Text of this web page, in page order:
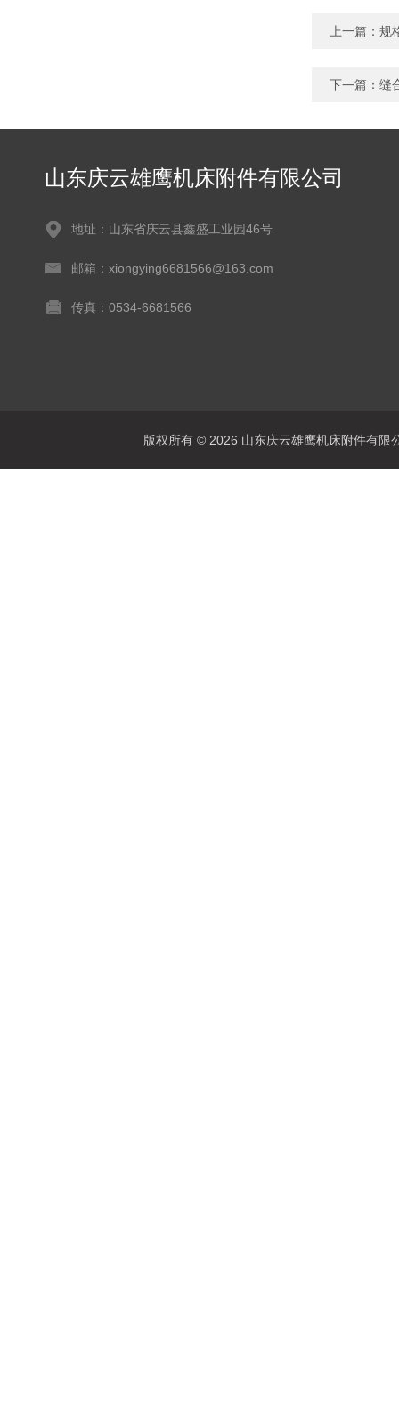
上一篇： 规
下一篇： 缝
山东庆云雄鹰机床附件有限公司
地址：山东省庆云县鑫盛工业园46号
邮箱：xiongying6681566@163.com
传真：0534-6681566
版权所有 © 2026 山东庆云雄鹰机床附件有